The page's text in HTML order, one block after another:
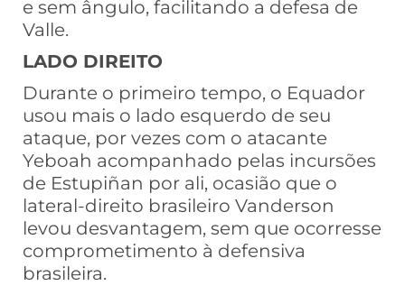
e sem ângulo, facilitando a defesa de
Valle.
LADO DIREITO
Durante o primeiro tempo, o Equador
usou mais o lado esquerdo de seu
ataque, por vezes com o atacante
Yeboah acompanhado pelas incursões
de Estupiñan por ali, ocasião que o
lateral-direito brasileiro Vanderson
levou desvantagem, sem que ocorresse
comprometimento à defensiva
brasileira.